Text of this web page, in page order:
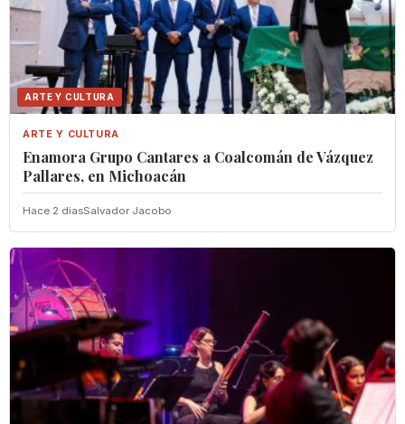
ARTE Y CULTURA
ARTE Y CULTURA
Enamora Grupo Cantares a Coalcomán de Vázquez
Pallares, en Michoacán
Hace 2 diasSalvador Jacobo